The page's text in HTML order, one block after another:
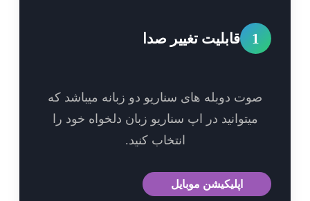
قابلیت تغییر صدا
دوبله های سناریو دو زبانه میباشد که
میتوانید در اپ سناریو زبان دلخواه خود را
انتخاب کنید.
اپلیکیشن موبایل